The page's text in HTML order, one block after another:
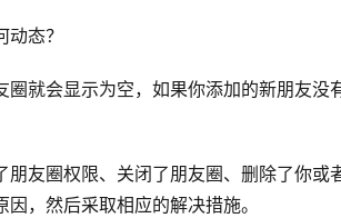
态？
就会显示为空，如果你添加的新朋友没
友圈权限、关闭了朋友圈、删除了你或
，然后采取相应的解决措施。